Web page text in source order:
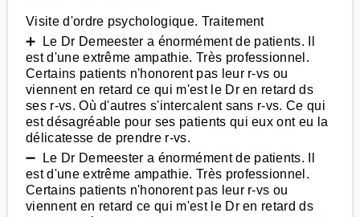
Visite d'ordre psychologique. Traitement
➕ Le Dr Demeester a énormément de patients. Il
est d'une extrême ampathie. Très professionnel.
Certains patients n'honorent pas leur r-vs ou
viennent en retard ce qui m'est le Dr en retard ds
ses r-vs. Où d'autres s'intercalent sans r-vs. Ce qui
est désagréable pour ses patients qui eux ont eu la
délicatesse de prendre r-vs.
➖ Le Dr Demeester a énormément de patients. Il
est d'une extrême ampathie. Très professionnel.
Certains patients n'honorent pas leur r-vs ou
viennent en retard ce qui m'est le Dr en retard ds